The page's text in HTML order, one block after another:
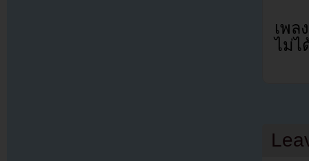
เพล
ไม่ไ